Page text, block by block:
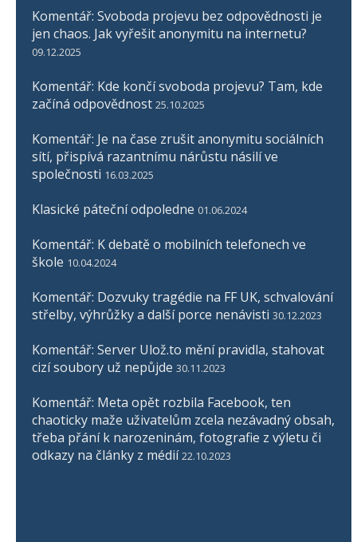
Komentář: Svoboda projevu bez odpovědnosti je
jen chaos. Jak vyřešit anonymitu na internetu?
09.12.2025
Komentář: Kde končí svoboda projevu? Tam, kde
začíná odpovědnost 25.10.2025
Komentář: Je na čase zrušit anonymitu sociálních
sítí, přispívá razantnímu nárůstu násilí ve
společnosti 16.03.2025
Klasické páteční odpoledne 01.06.2024
Komentář: K debatě o mobilních telefonech ve
škole 10.04.2024
Komentář: Dozvuky tragédie na FF UK, schvalování
střelby, výhrůžky a další porce nenávisti 30.12.2023
Komentář: Server Ulož.to mění pravidla, stahovat
cizí soubory už nepůjde 30.11.2023
Komentář: Meta opět rozbila Facebook, ten
chaoticky maže uživatelům zcela nezávadný obsah,
třeba přání k narozeninám, fotografie z výletu či
odkazy na články z médií 22.10.2023